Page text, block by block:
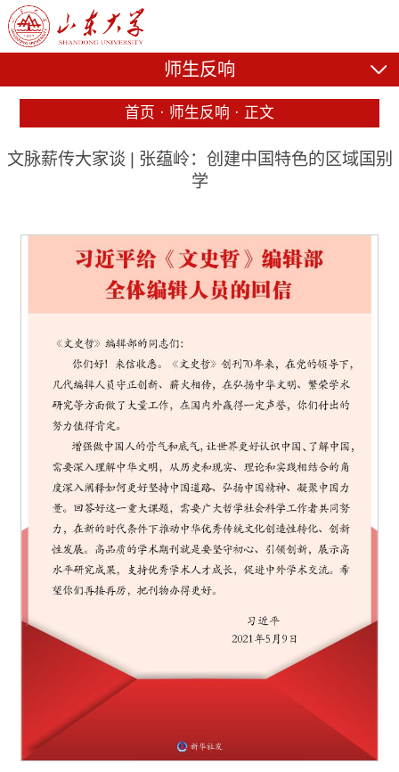
师生反响
首页 · 师生反响 · 正文
文脉薪传大家谈 | 张蕴岭：创建中国特色的区域国别
学